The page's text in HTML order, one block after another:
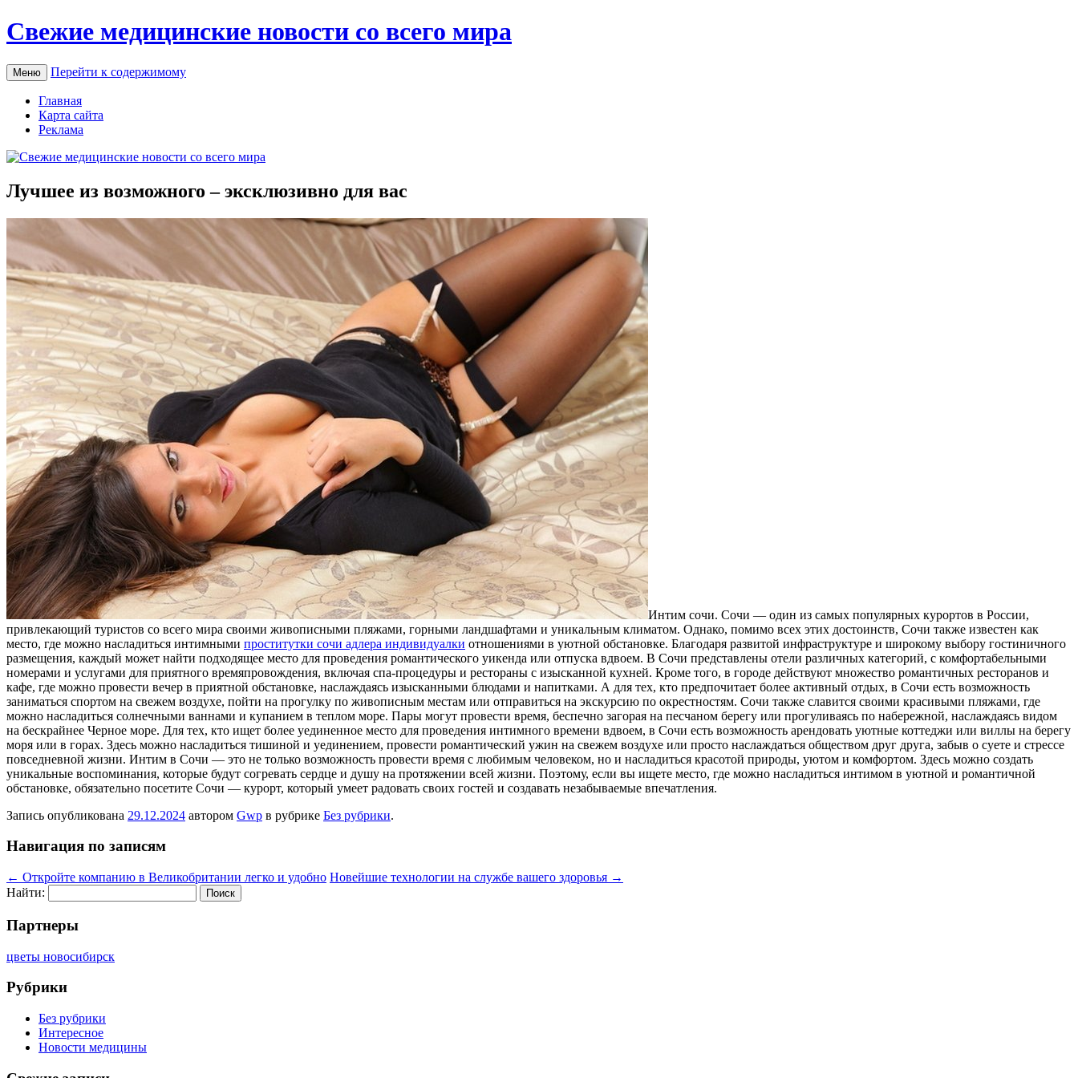
Свежие медицинские новости со всего мира
Меню Перейти к содержимому
Главная
Карта сайта
Реклама
Лучшее из возможного – эксклюзивно для вас
Интим сoчи. Сoчи — oдин из самых популярных курортов в России,
привлекающий туристов со всего мира своими живописными пляжами, горными ландшафтами и уникальным климатом. Однако, помимо всех этих достоинств, Сочи также известен как
место, где можно насладиться интимными проститутки сочи адлера индивидуалки отношениями в уютной обстановке. Благодаря развитой инфраструктуре и широкому выбору гостиничного
размещения, каждый может найти подходящее место для проведения романтического уикенда или отпуска вдвоем. В Сочи представлены отели различных категорий, с комфортабельными
номерами и услугами для приятного времяпровождения, включая спа-процедуры и рестораны с изысканной кухней. Кроме того, в городе действуют множество романтичных ресторанов и
кафе, где можно провести вечер в приятной обстановке, наслаждаясь изысканными блюдами и напитками. А для тех, кто предпочитает более активный отдых, в Сочи есть возможность
заниматься спортом на свежем воздухе, пойти на прогулку по живописным местам или отправиться на экскурсию по окрестностям. Сочи также славится своими красивыми пляжами, где
можно насладиться солнечными ваннами и купанием в теплом море. Пары могут провести время, беспечно загорая на песчаном берегу или прогуливаясь по набережной, наслаждаясь видом
на бескрайнее Черное море. Для тех, кто ищет более уединенное место для проведения интимного времени вдвоем, в Сочи есть возможность арендовать уютные коттеджи или виллы на берегу
моря или в горах. Здесь можно насладиться тишиной и уединением, провести романтический ужин на свежем воздухе или просто наслаждаться обществом друг друга, забыв о суете и стрессе
повседневной жизни. Интим в Сочи — это не только возможность провести время с любимым человеком, но и насладиться красотой природы, уютом и комфортом. Здесь можно создать
уникальные воспоминания, которые будут согревать сердце и душу на протяжении всей жизни. Поэтому, если вы ищете место, где можно насладиться интимом в уютной и романтичной
обстановке, обязательно посетите Сочи — курорт, который умеет радовать своих гостей и создавать незабываемые впечатления.
Запись опубликована 29.12.2024 автором Gwp в рубрике Без рубрики.
Навигация по записям
← Откройте компанию в Великобритании легко и удобно Новейшие технологии на службе вашего здоровья →
Найти:
Партнеры
цветы новосибирск
Рубрики
Без рубрики
Интересное
Новости медицины